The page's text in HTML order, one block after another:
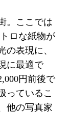
。ここでは
ロな紙物が
の表現に、
に最適で
円前後で
っているこ
他の写真家